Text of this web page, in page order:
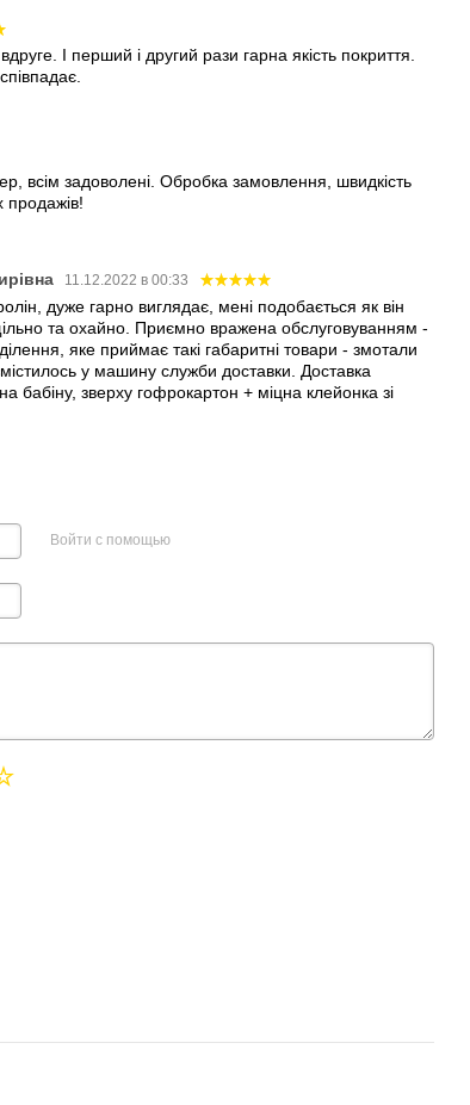
І перший і другий рази гарна якість покриття.
всім задоволені. Обробка замовлення, швидкість
продажів!
11.12.2022 в 00:33
дуже гарно виглядає, мені подобається як він
та охайно. Приємно вражена обслуговуванням -
яке приймає такі габаритні товари - змотали
у машину служби доставки. Доставка
бабіну, зверху гофрокартон + міцна клейонка зі
Войти с помощью